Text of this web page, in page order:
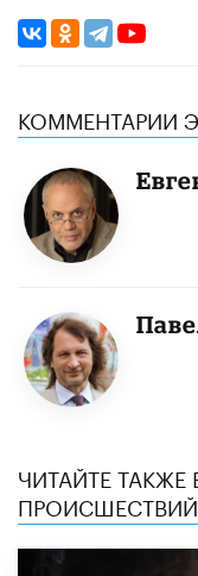
КОММЕНТАРИИ
ЧИТАЙТЕ ТАКЖЕ